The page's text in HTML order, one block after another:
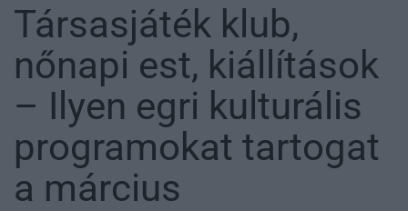
Társasjáték klub,
nőnapi est, kiállítások
– Ilyen egri kulturális
programokat tartogat
a március